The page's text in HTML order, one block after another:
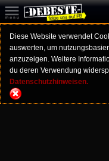
Diese Website verwendet
auswerten, um
anzuzeigen. Weitere
du deren Verwendung
Datenschutzhinweisen.